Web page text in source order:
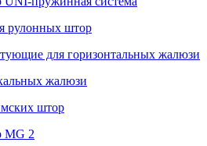
рулонных штор
для горизонтальных жалюзи
жалюзи
штор
MG 2